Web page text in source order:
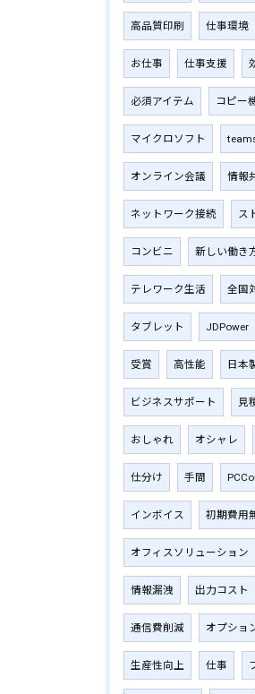
高品質印刷 仕事環境
お仕事 仕事支援
必須アイテム コピー
マイクロソフト
オンライン会議 情報
ネットワーク接続 ス
コンビニ 新しい働き
テレワーク生活 全国
タブレット JDPower
受賞 高性能 日本
ビジネスサポート 見
おしゃれ オシャレ
仕分け 手間
インボイス 初期費用
オフィスソリューション
情報漏洩 出力コスト
通信費削減 オプショ
生産性向上 仕事